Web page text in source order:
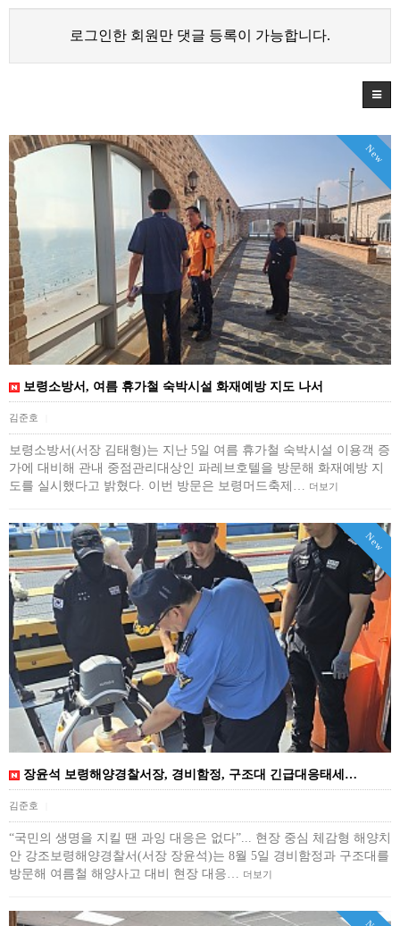
로그인한 회원만 댓글 등록이 가능합니다.
New
보령소방서, 여름 휴가철 숙박시설 화재예방 지도 나서
김준호
보령소방서(서장 김태형)는 지난 5일 여름 휴가철 숙박시설 이용객 증
가에 대비해 관내 중점관리대상인 파레브호텔을 방문해 화재예방 지
도를 실시했다고 밝혔다. 이번 방문은 보령머드축제… 더보기
New
장윤석 보령해양경찰서장, 경비함정, 구조대 긴급대응태세…
김준호
“국민의 생명을 지킬 땐 과잉 대응은 없다”... 현장 중심 체감형 해양치
안 강조보령해양경찰서(서장 장윤석)는 8월 5일 경비함정과 구조대를
방문해 여름철 해양사고 대비 현장 대응…
더보기